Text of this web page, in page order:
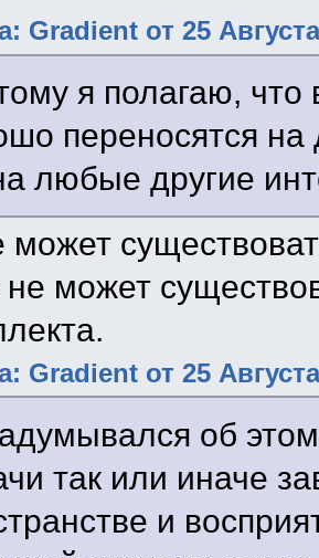
Gradient от 25
я полагаю,
переносятся на
любые другие
может
может
Gradient от 25
об
так или иначе
и